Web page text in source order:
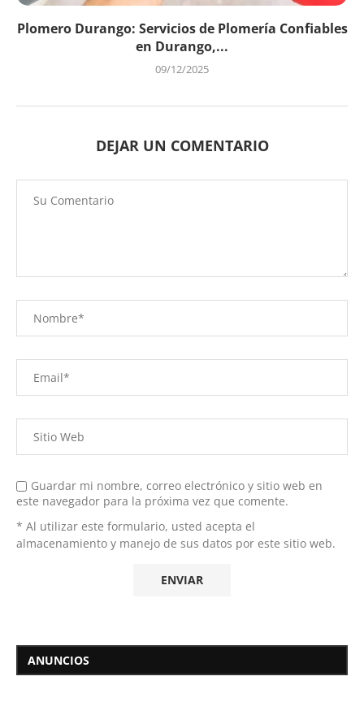
Plomero Durango: Servicios de Plomería Confiables
en Durango,...
09/12/2025
DEJAR UN COMENTARIO
Guardar mi nombre, correo electrónico y sitio web en
este navegador para la próxima vez que comente.
* Al utilizar este formulario, usted acepta el
almacenamiento y manejo de sus datos por este sitio web.
ANUNCIOS